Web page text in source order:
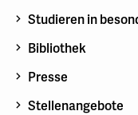
Studieren in
Bibliothek
Presse
Stellenangebote